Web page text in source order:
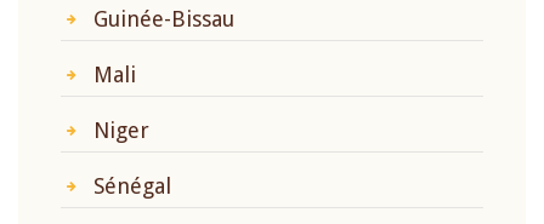
Guinée-Bissau
Mali
Niger
Sénégal